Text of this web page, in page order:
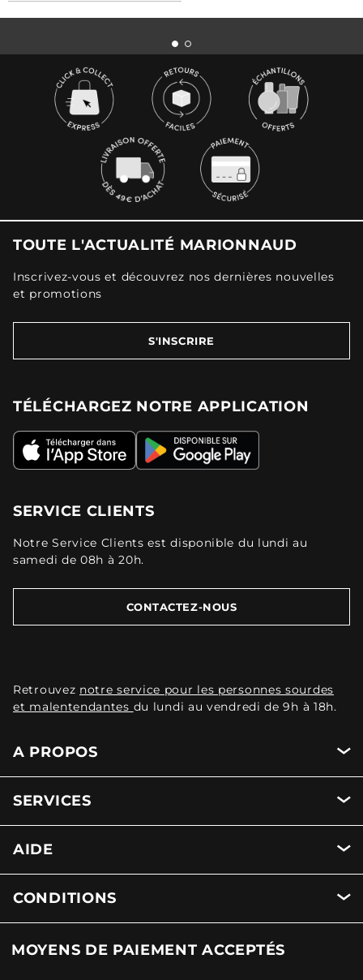
TOUTE L'ACTUALITÉ MARIONNAUD
Inscrivez-vous et découvrez nos dernières nouvelles
et promotions
S'INSCRIRE
TÉLÉCHARGEZ NOTRE APPLICATION
SERVICE CLIENTS
Notre Service Clients est disponible du lundi au
samedi de 08h à 20h.
CONTACTEZ-NOUS
Retrouvez notre service pour les personnes sourdes
et malentendantes du lundi au vendredi de 9h à 18h.
A PROPOS
SERVICES
AIDE
CONDITIONS
MOYENS DE PAIEMENT ACCEPTÉS